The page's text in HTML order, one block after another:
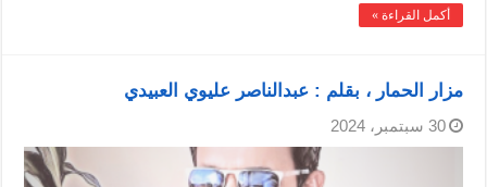
أكمل القراءة »
مزار الحمار ، بقلم : عبدالناصر عليوي العبيدي
30 سبتمبر، 2024